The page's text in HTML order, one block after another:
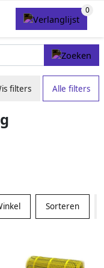
filters Alle filters
Sorteren